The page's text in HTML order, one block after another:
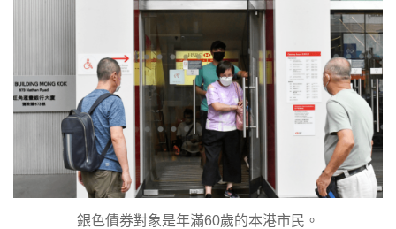
銀色債券對象是年滿60歲的本港市民。